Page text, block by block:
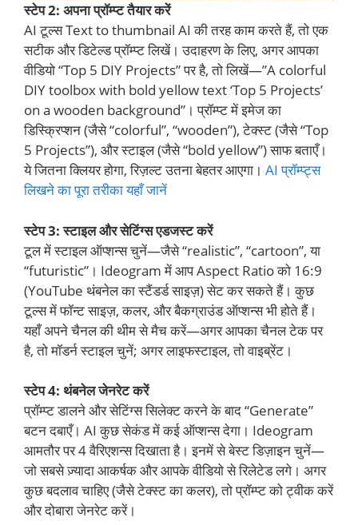
स्टेप 2: अपना प्रॉम्प्ट तैयार करें
AI टूल्स Text to thumbnail AI की तरह काम करते हैं, तो एक
सटीक और डिटेल्ड प्रॉम्प्ट लिखें। उदाहरण के लिए, अगर आपका
वीडियो “Top 5 DIY Projects” पर है, तो लिखें—”A colorful
DIY toolbox with bold yellow text ‘Top 5 Projects’
on a wooden background”। प्रॉम्प्ट में इमेज का
डिस्क्रिप्शन (जैसे “colorful”, “wooden”), टेक्स्ट (जैसे “Top
5 Projects”), और स्टाइल (जैसे “bold yellow”) साफ बताएँ।
ये जितना क्लियर होगा, रिज़ल्ट उतना बेहतर आएगा। AI प्रॉम्प्ट्स
लिखने का पूरा तरीका यहाँ जानें
स्टेप 3: स्टाइल और सेटिंग्स एडजस्ट करें
टूल में स्टाइल ऑप्शन्स चुनें—जैसे “realistic”, “cartoon”, या
“futuristic”। Ideogram में आप Aspect Ratio को 16:9
(YouTube थंबनेल का स्टैंडर्ड साइज़) सेट कर सकते हैं। कुछ
टूल्स में फॉन्ट साइज़, कलर, और बैकग्राउंड ऑप्शन्स भी होते हैं।
यहाँ अपने चैनल की थीम से मैच करें—अगर आपका चैनल टेक पर
है, तो मॉडर्न स्टाइल चुनें; अगर लाइफस्टाइल, तो वाइब्रेंट।
स्टेप 4: थंबनेल जेनरेट करें
प्रॉम्प्ट डालने और सेटिंग्स सिलेक्ट करने के बाद “Generate”
बटन दबाएँ। AI कुछ सेकंड में कई ऑप्शन्स देगा। Ideogram
आमतौर पर 4 वैरिएशन्स दिखाता है। इनमें से बेस्ट डिज़ाइन चुनें—
जो सबसे ज़्यादा आकर्षक और आपके वीडियो से रिलेटेड लगे। अगर
कुछ बदलाव चाहिए (जैसे टेक्स्ट का कलर), तो प्रॉम्प्ट को ट्वीक करें
और दोबारा जेनरेट करें।